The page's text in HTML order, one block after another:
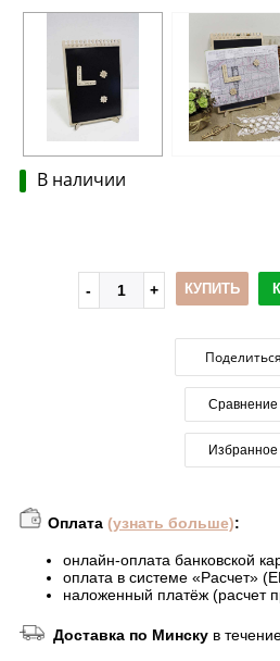
В наличии
КУПИТЬ
Поделиться
Сравнение
Избранное
Оплата (узнать больше):
онлайн-оплата банковской
оплата в системе «Расчет»
наложенный платёж (расчет
Доставка по Минску в